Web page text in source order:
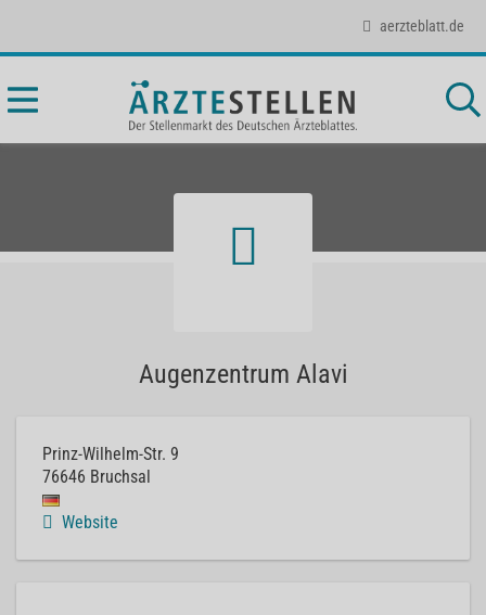
aerzteblatt.de
Augenzentrum Alavi
Prinz-Wilhelm-Str. 9
76646 Bruchsal
Website